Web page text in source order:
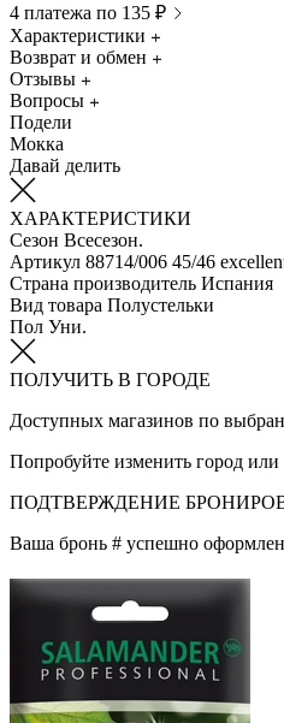
4 платежа по 135 ₽
Характеристики
Возврат и обмен
Отзывы
Вопросы
Подели
Мокка
Давай делить
ХАРАКТЕРИСТИКИ
Сезон Всесезон.
Артикул 88714/006 45/46
Страна производитель Испания
Вид товара Полустельки
Пол Уни.
ПОЛУЧИТЬ В ГОРОДЕ
Доступных магазинов по
Попробуйте изменить город или
ПОДТВЕРЖДЕНИЕ
Ваша бронь # успешно